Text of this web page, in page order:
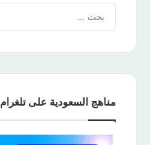
مناهج السعودية على تلغرام